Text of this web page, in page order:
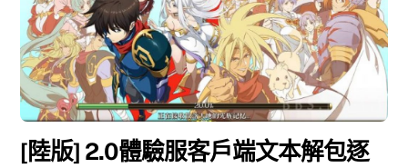
[陸版] 2.0體驗服客戶端文本解包逐